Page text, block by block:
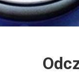
2013
2014